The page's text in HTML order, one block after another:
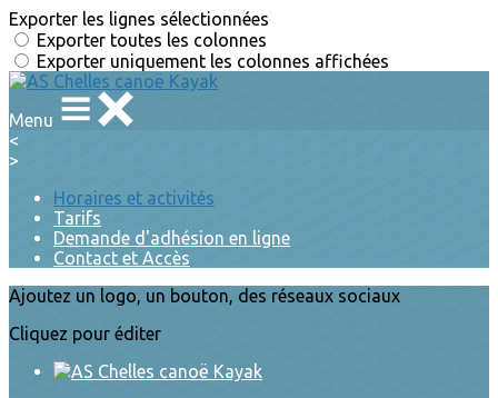
Exporter les lignes sélectionnées
Exporter toutes les colonnes
Exporter uniquement les colonnes affichées
Menu
<
>
Horaires et activités
Tarifs
Demande d'adhésion en ligne
Contact et Accès
Ajoutez un logo, un bouton, des réseaux sociaux
Cliquez pour éditer